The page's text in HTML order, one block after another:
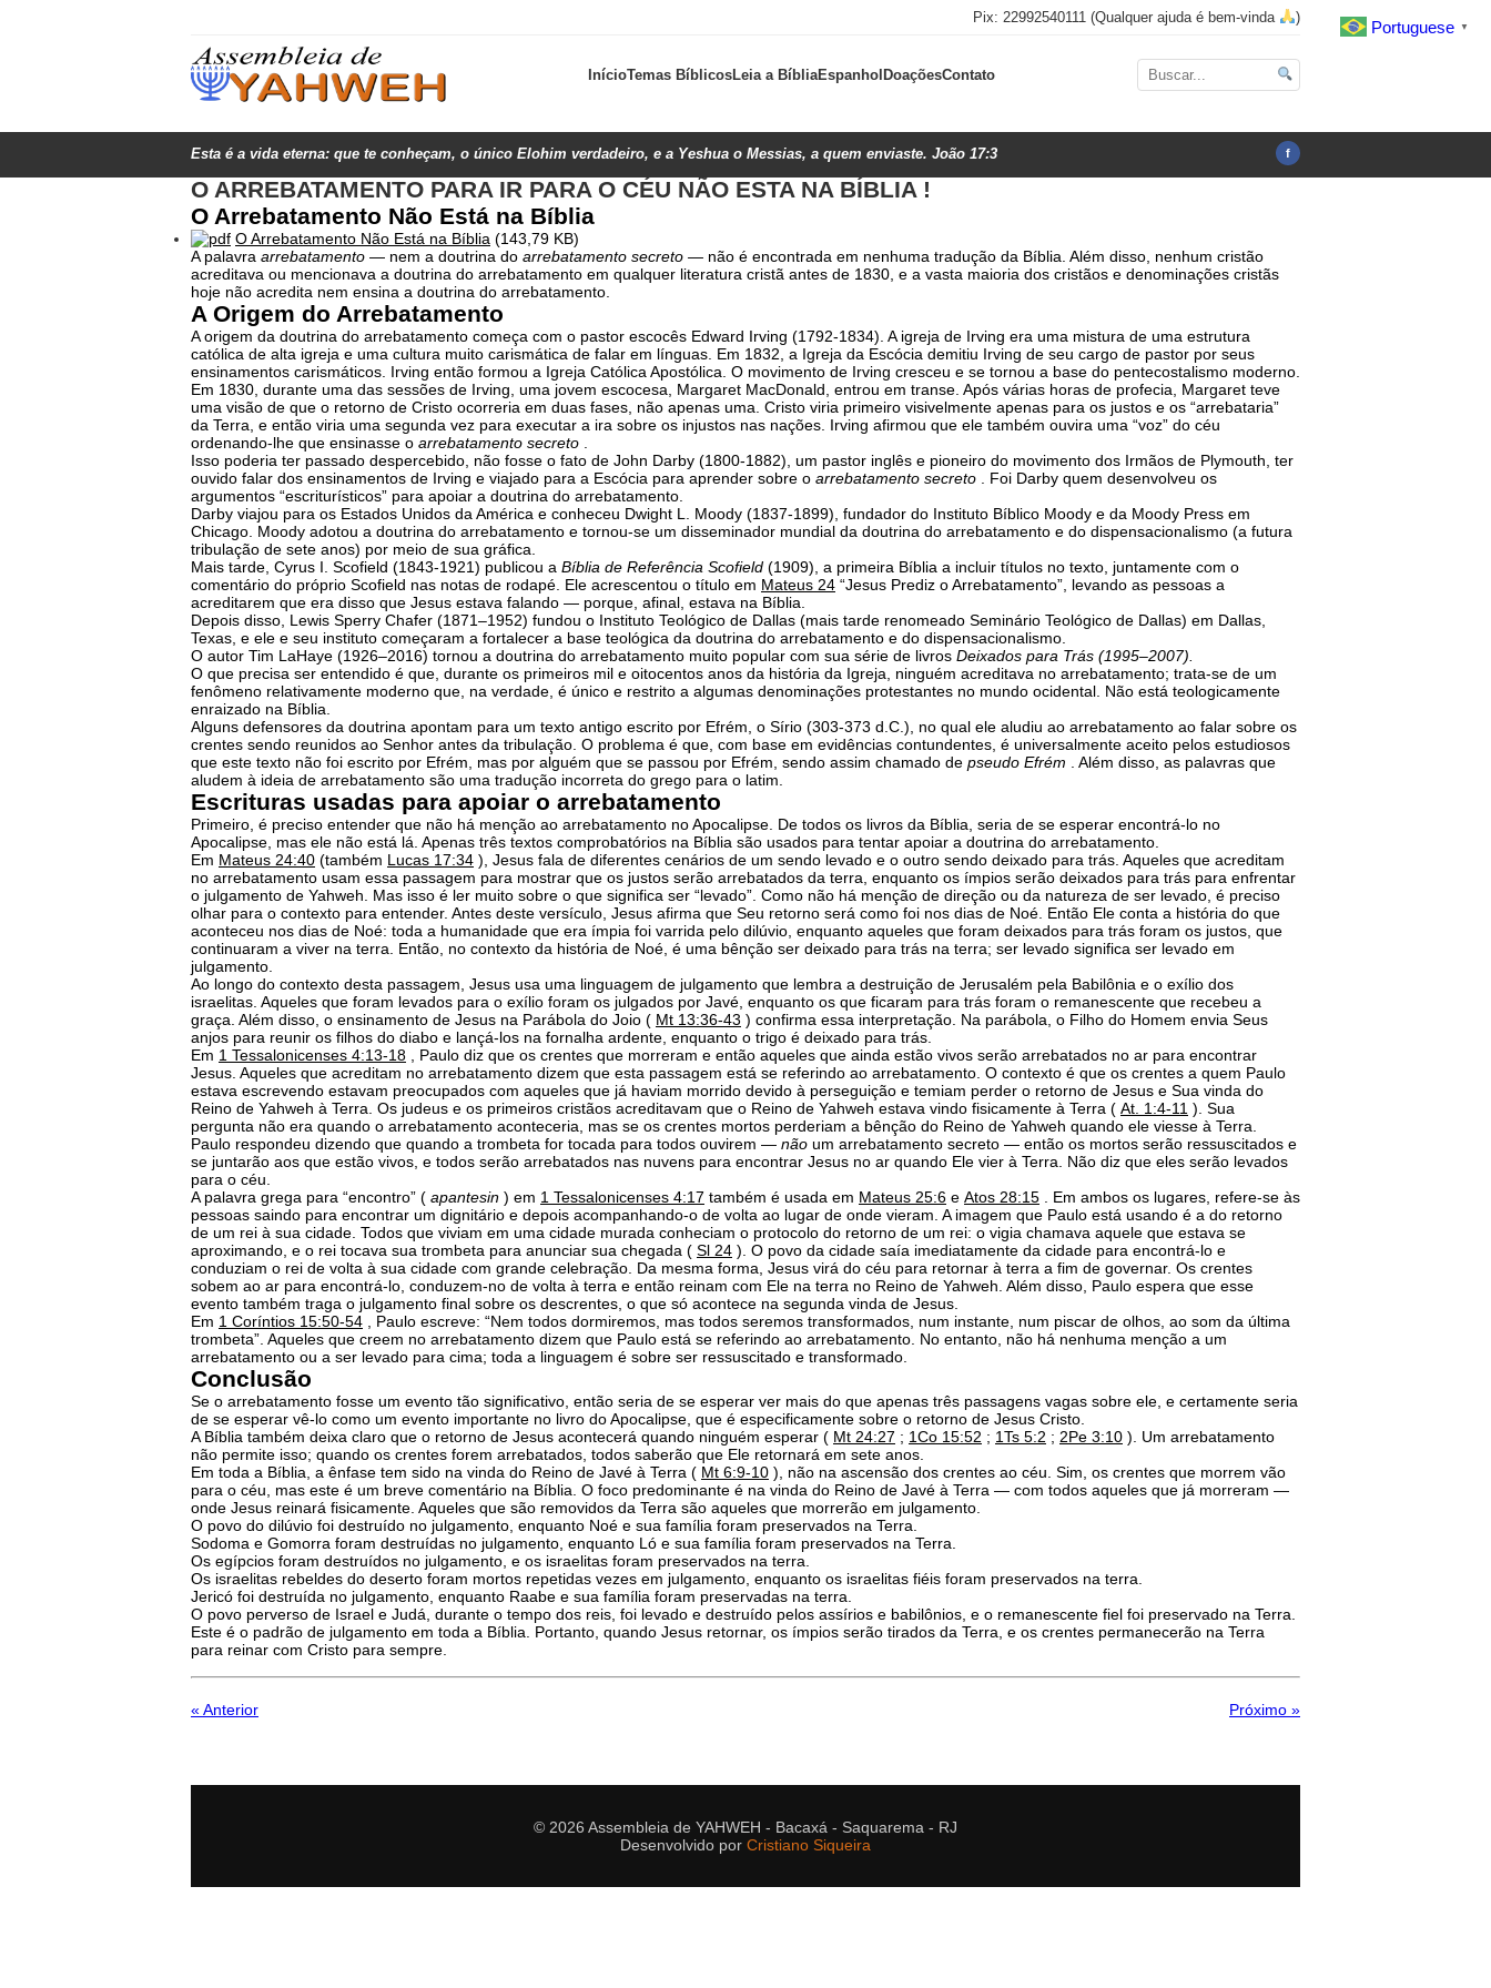
Pix: 22992540111 (Qualquer ajuda é bem-vinda )
InícioTemas BíblicosLeia a BíbliaEspanholDoaçõesContato
Esta é a vida eterna: que te conheçam, o único Elohim verdadeiro, e a Yeshua o Messias, a quem enviaste. João 17:3 f
O ARREBATAMENTO PARA IR PARA O CÉU NÃO ESTA NA BÍBLIA !
O Arrebatamento Não Está na Bíblia
O Arrebatamento Não Está na Bíblia (143,79 KB)
A palavra arrebatamento — nem a doutrina do arrebatamento secreto — não é encontrada em nenhuma tradução da Bíblia. Além disso, nenhum cristão
acreditava ou mencionava a doutrina do arrebatamento em qualquer literatura cristã antes de 1830, e a vasta maioria dos cristãos e denominações cristãs
hoje não acredita nem ensina a doutrina do arrebatamento.
A Origem do Arrebatamento
A origem da doutrina do arrebatamento começa com o pastor escocês Edward Irving (1792-1834). A igreja de Irving era uma mistura de uma estrutura
católica de alta igreja e uma cultura muito carismática de falar em línguas. Em 1832, a Igreja da Escócia demitiu Irving de seu cargo de pastor por seus
ensinamentos carismáticos. Irving então formou a Igreja Católica Apostólica. O movimento de Irving cresceu e se tornou a base do pentecostalismo moderno.
Em 1830, durante uma das sessões de Irving, uma jovem escocesa, Margaret MacDonald, entrou em transe. Após várias horas de profecia, Margaret teve
uma visão de que o retorno de Cristo ocorreria em duas fases, não apenas uma. Cristo viria primeiro visivelmente apenas para os justos e os “arrebataria”
da Terra, e então viria uma segunda vez para executar a ira sobre os injustos nas nações. Irving afirmou que ele também ouvira uma “voz” do céu
ordenando-lhe que ensinasse o arrebatamento secreto
Isso poderia ter passado despercebido, não fosse o fato de John Darby (1800-1882), um pastor inglês e pioneiro do movimento dos Irmãos de Plymouth, ter
ouvido falar dos ensinamentos de Irving e viajado para a Escócia para aprender sobre o arrebatamento secreto . Foi Darby quem desenvolveu os
argumentos “escriturísticos” para apoiar a doutrina do arrebatamento.
Darby viajou para os Estados Unidos da América e conheceu Dwight L. Moody (1837-1899), fundador do Instituto Bíblico Moody e da Moody Press em
Chicago. Moody adotou a doutrina do arrebatamento e tornou-se um disseminador mundial da doutrina do arrebatamento e do dispensacionalismo (a futura
tribulação de sete anos) por meio de sua gráfica.
Mais tarde, Cyrus I. Scofield (1843-1921) publicou a Bíblia de Referência Scofield (1909), a primeira Bíblia a incluir títulos no texto, juntamente com o
comentário do próprio Scofield nas notas de rodapé. Ele acrescentou o título em Mateus 24 “Jesus Prediz o Arrebatamento”, levando as pessoas a
acreditarem que era disso que Jesus estava falando — porque, afinal, estava na Bíblia.
Depois disso, Lewis Sperry Chafer (1871–1952) fundou o Instituto Teológico de Dallas (mais tarde renomeado Seminário Teológico de Dallas) em Dallas,
Texas, e ele e seu instituto começaram a fortalecer a base teológica da doutrina do arrebatamento e do dispensacionalismo.
O autor Tim LaHaye (1926–2016) tornou a doutrina do arrebatamento muito popular com sua série de livros Deixados para Trás (1995–2007).
O que precisa ser entendido é que, durante os primeiros mil e oitocentos anos da história da Igreja, ninguém acreditava no arrebatamento; trata-se de um
fenômeno relativamente moderno que, na verdade, é único e restrito a algumas denominações protestantes no mundo ocidental. Não está teologicamente
enraizado na Bíblia.
Alguns defensores da doutrina apontam para um texto antigo escrito por Efrém, o Sírio (303-373 d.C.), no qual ele aludiu ao arrebatamento ao falar sobre os
crentes sendo reunidos ao Senhor antes da tribulação. O problema é que, com base em evidências contundentes, é universalmente aceito pelos estudiosos
que este texto não foi escrito por Efrém, mas por alguém que se passou por Efrém, sendo assim chamado de pseudo Efrém . Além disso, as palavras que
aludem à ideia de arrebatamento são uma tradução incorreta do grego para o latim.
Escrituras usadas para apoiar o arrebatamento
Primeiro, é preciso entender que não há menção ao arrebatamento no Apocalipse. De todos os livros da Bíblia, seria de se esperar encontrá-lo no
Apocalipse, mas ele não está lá. Apenas três textos comprobatórios na Bíblia são usados para tentar apoiar a doutrina do arrebatamento.
Em Mateus 24:40 (também Lucas 17:34 ), Jesus fala de diferentes cenários de um sendo levado e o outro sendo deixado para trás. Aqueles que acreditam
no arrebatamento usam essa passagem para mostrar que os justos serão arrebatados da terra, enquanto os ímpios serão deixados para trás para enfrentar
o julgamento de Yahweh. Mas isso é ler muito sobre o que significa ser “levado”. Como não há menção de direção ou da natureza de ser levado, é preciso
olhar para o contexto para entender. Antes deste versículo, Jesus afirma que Seu retorno será como foi nos dias de Noé. Então Ele conta a história do que
aconteceu nos dias de Noé: toda a humanidade que era ímpia foi varrida pelo dilúvio, enquanto aqueles que foram deixados para trás foram os justos, que
continuaram a viver na terra. Então, no contexto da história de Noé, é uma bênção ser deixado para trás na terra; ser levado significa ser levado em
julgamento.
Ao longo do contexto desta passagem, Jesus usa uma linguagem de julgamento que lembra a destruição de Jerusalém pela Babilônia e o exílio dos
israelitas. Aqueles que foram levados para o exílio foram os julgados por Javé, enquanto os que ficaram para trás foram o remanescente que recebeu a
graça. Além disso, o ensinamento de Jesus na Parábola do Joio ( Mt 13:36-43 ) confirma essa interpretação. Na parábola, o Filho do Homem envia Seus
anjos para reunir os filhos do diabo e lançá-los na fornalha ardente, enquanto o trigo é deixado para trás.
Em 1 Tessalonicenses 4:13-18 , Paulo diz que os crentes que morreram e então aqueles que ainda estão vivos serão arrebatados no ar para encontrar
Jesus. Aqueles que acreditam no arrebatamento dizem que esta passagem está se referindo ao arrebatamento. O contexto é que os crentes a quem Paulo
estava escrevendo estavam preocupados com aqueles que já haviam morrido devido à perseguição e temiam perder o retorno de Jesus e Sua vinda do
Reino de Yahweh à Terra. Os judeus e os primeiros cristãos acreditavam que o Reino de Yahweh estava vindo fisicamente à Terra ( At. 1:4-11 ). Sua
pergunta não era quando o arrebatamento aconteceria, mas se os crentes mortos perderiam a bênção do Reino de Yahweh quando ele viesse à Terra.
Paulo respondeu dizendo que quando a trombeta for tocada para todos ouvirem — não um arrebatamento secreto — então os mortos serão ressuscitados e
se juntarão aos que estão vivos, e todos serão arrebatados nas nuvens para encontrar Jesus no ar quando Ele vier à Terra. Não diz que eles serão levados
para o céu.
A palavra grega para “encontro” ( apantesin ) em 1 Tessalonicenses 4:17 também é usada em Mateus 25:6 e Atos 28:15 . Em ambos os lugares, refere-se às
pessoas saindo para encontrar um dignitário e depois acompanhando-o de volta ao lugar de onde vieram. A imagem que Paulo está usando é a do retorno
de um rei à sua cidade. Todos que viviam em uma cidade murada conheciam o protocolo do retorno de um rei: o vigia chamava aquele que estava se
aproximando, e o rei tocava sua trombeta para anunciar sua chegada ( Sl 24 ). O povo da cidade saía imediatamente da cidade para encontrá-lo e
conduziam o rei de volta à sua cidade com grande celebração. Da mesma forma, Jesus virá do céu para retornar à terra a fim de governar. Os crentes
sobem ao ar para encontrá-lo, conduzem-no de volta à terra e então reinam com Ele na terra no Reino de Yahweh. Além disso, Paulo espera que esse
evento também traga o julgamento final sobre os descrentes, o que só acontece na segunda vinda de Jesus.
Em 1 Coríntios 15:50-54 , Paulo escreve: “Nem todos dormiremos, mas todos seremos transformados, num instante, num piscar de olhos, ao som da última
trombeta”. Aqueles que creem no arrebatamento dizem que Paulo está se referindo ao arrebatamento. No entanto, não há nenhuma menção a um
arrebatamento ou a ser levado para cima; toda a linguagem é sobre ser ressuscitado e transformado.
Conclusão
Se o arrebatamento fosse um evento tão significativo, então seria de se esperar ver mais do que apenas três passagens vagas sobre ele, e certamente seria
de se esperar vê-lo como um evento importante no livro do Apocalipse, que é especificamente sobre o retorno de Jesus Cristo.
A Bíblia também deixa claro que o retorno de Jesus acontecerá quando ninguém esperar ( Mt 24:27 ; 1Co 15:52 ; 1Ts 5:2 ; 2Pe 3:10 ). Um arrebatamento
não permite isso; quando os crentes forem arrebatados, todos saberão que Ele retornará em sete anos.
Em toda a Bíblia, a ênfase tem sido na vinda do Reino de Javé à Terra ( Mt 6:9-10 ), não na ascensão dos crentes ao céu. Sim, os crentes que morrem vão
para o céu, mas este é um breve comentário na Bíblia. O foco predominante é na vinda do Reino de Javé à Terra — com todos aqueles que já morreram —
onde Jesus reinará fisicamente. Aqueles que são removidos da Terra são aqueles que morrerão em julgamento.
O povo do dilúvio foi destruído no julgamento, enquanto Noé e sua família foram preservados na Terra.
Sodoma e Gomorra foram destruídas no julgamento, enquanto Ló e sua família foram preservados na Terra.
Os egípcios foram destruídos no julgamento, e os israelitas foram preservados na terra.
Os israelitas rebeldes do deserto foram mortos repetidas vezes em julgamento, enquanto os israelitas fiéis foram preservados na terra.
Jericó foi destruída no julgamento, enquanto Raabe e sua família foram preservadas na terra.
O povo perverso de Israel e Judá, durante o tempo dos reis, foi levado e destruído pelos assírios e babilônios, e o remanescente fiel foi preservado na Terra.
Este é o padrão de julgamento em toda a Bíblia. Portanto, quando Jesus retornar, os ímpios serão tirados da Terra, e os crentes permanecerão na Terra
para reinar com Cristo para sempre.
« Anterior Próximo »
© 2026 Assembleia de YAHWEH - Bacaxá - Saquarema - RJ
Desenvolvido por Cristiano Siqueira
Portuguese ▼